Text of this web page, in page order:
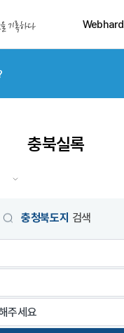
Webhard
충북실록
충청북도지 검색